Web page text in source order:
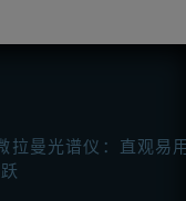
曼光谱仪：直观易